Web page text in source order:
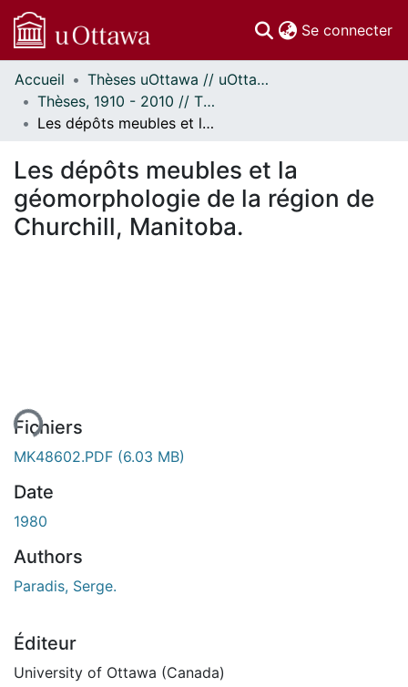
Se connecter
Communautés
et collections
Parcourir
À propos
Accueil
Thèses uOttawa // uOttawa Theses
Thèses, 1910 - 2010 // Theses, 1910 - 2010
Les dépôts meubles et la géomorphologie de la région de Churchill, Manitoba.
Les dépôts meubles et la
géomorphologie de la région de
Churchill, Manitoba.
Fichiers
MK48602.PDF (6.03 MB)
Date
1980
Authors
Paradis, Serge.
Éditeur
University of Ottawa (Canada)